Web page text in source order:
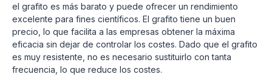
el grafito es más barato y puede ofrecer un rendimiento
excelente para fines científicos. El grafito tiene un buen
precio, lo que facilita a las empresas obtener la máxima
eficacia sin dejar de controlar los costes. Dado que el grafito
es muy resistente, no es necesario sustituirlo con tanta
frecuencia, lo que reduce los costes.